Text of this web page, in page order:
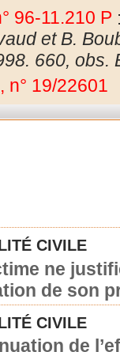
96-11.210 P
et B.
660, obs.
n° 19/22601
CIVILE
ne
de son
CIVILE
de